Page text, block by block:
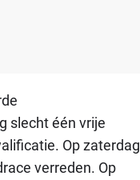
slecht één vrije
Op zaterdag
verreden. Op